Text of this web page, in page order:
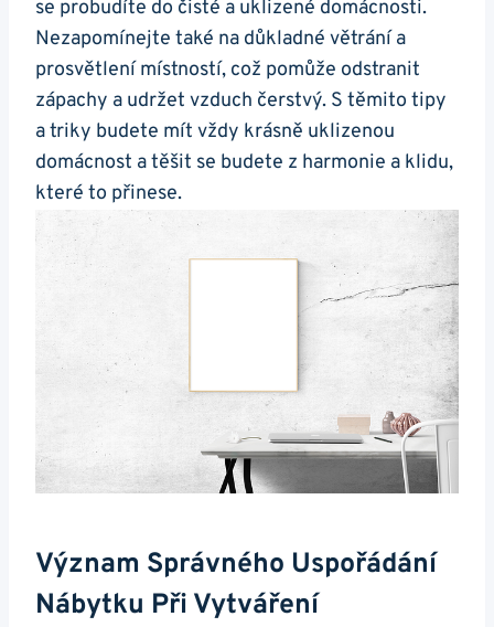
se probudíte do čisté a uklizené domácnosti.
Nezapomínejte také na důkladné větrání a
prosvětlení místností, což pomůže odstranit
zápachy a udržet vzduch čerstvý. S těmito tipy
a triky budete mít vždy krásně uklizenou
domácnost a těšit se budete z harmonie a klidu,
které to přinese.
Význam Správného Uspořádání
Nábytku Při Vytváření